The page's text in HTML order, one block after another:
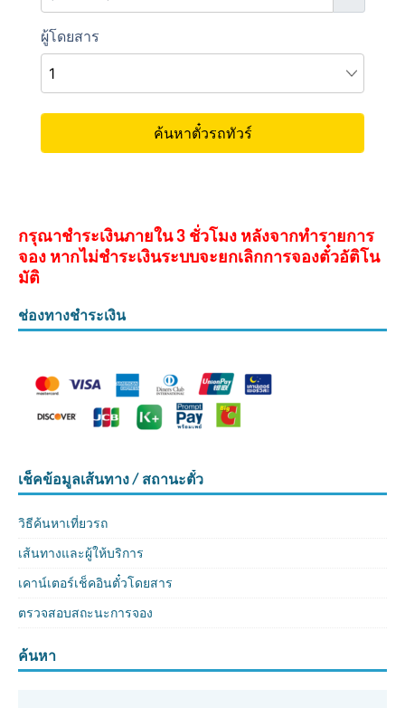
กรุณาชำระเงินภายใน 3 ชั่วโมง หลังจากทำรายการ
จอง หากไม่ชำระเงินระบบจะยกเลิกการจองตั๋วอัติโน
มัติ
ช่องทางชำระเงิน
เช็คข้อมูลเส้นทาง / สถานะตั๋ว
วิธีค้นหาเที่ยวรถ
เส้นทางและผู้ให้บริการ
เคาน์เตอร์เช็คอินตั๋วโดยสาร
ตรวจสอบสถะนะการจอง
ค้นหา